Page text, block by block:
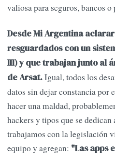
valiosa para seguros, bancos o
Desde Mi Argentina
resguardados con un
III) y que trabajan junto al
de Arsat.Igual, todos los
datos sin dejar constancia por
hacer una maldad,
hackers y tipos que se dedican
trabajamos con la legislación
equipo y agregan: "Las apps